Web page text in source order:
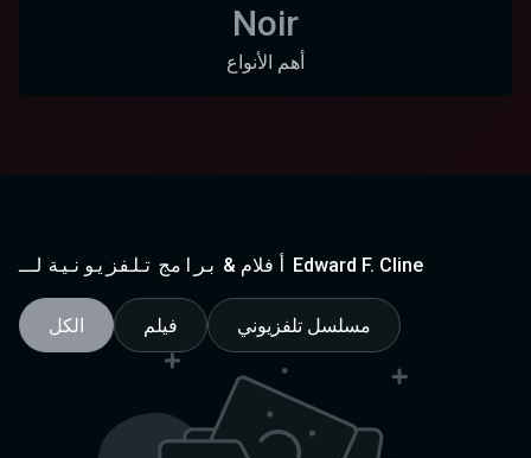
Noir
أهم الأنواع
أفلام & برامج تلفزيونية لـ Edward F. Cline
الكل فيلم مسلسل تلفزيوني